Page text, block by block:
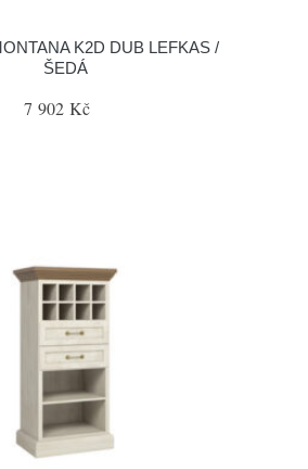
K2D DUB LEFKAS /
ŠEDÁ
7 902 Kč